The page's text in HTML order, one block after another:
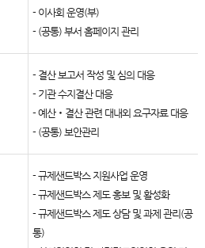
- 이사회 운영(부)
- (공통) 부서 홈페이지 관리
- 결산 보고서 작성 및 심의 대응
- 기관 수지결산 대응
- 예산‧결산 관련 대내외 요구자료 대응
- (공통) 보안관리
- 규제샌드박스 지원사업 운영
- 규제샌드박스 제도 홍보 및 활성화
- 규제샌드박스 제도 상담 및 과제 관리(공
통)